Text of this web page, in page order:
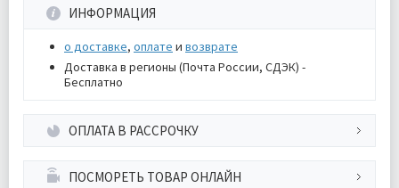
ИНФОРМАЦИЯ
о доставке, оплате и возврате
Доставка в регионы (Почта России, СДЭК) -
Бесплатно
ОПЛАТА В РАССРОЧКУ
ПОСМОРЕТЬ ТОВАР ОНЛАЙН